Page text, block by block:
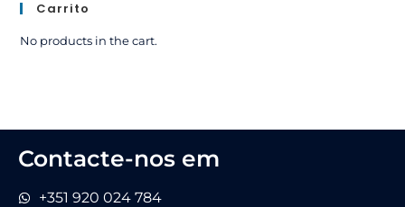
Carrito
No products in the cart.
Contacte-nos em
+351 920 024 784